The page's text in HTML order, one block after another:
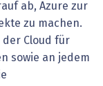
ab, Azure zur
zu machen.
der Cloud für
sowie an jedem